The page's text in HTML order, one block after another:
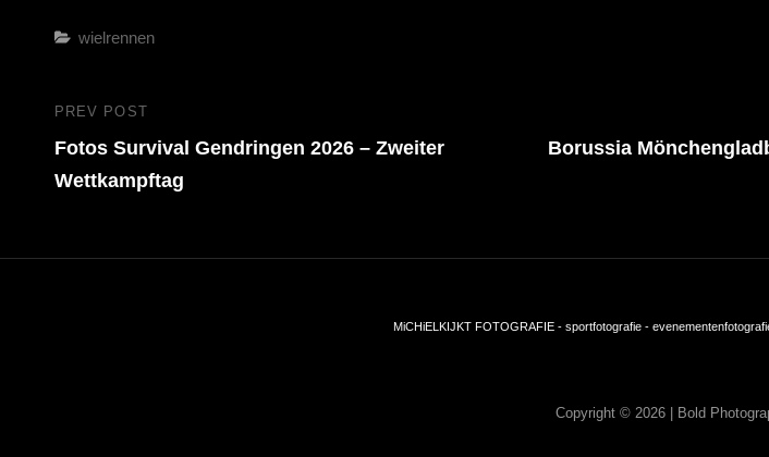
Categories
wielrennen
Beitragsnavigation
Previous
Post
PREV POST
Fotos Survival Gendringen 2026 – Zweiter
Wettkampftag
Borussia
MiCHiELKIJKT FOTOGRAFIE - sportfotografie -
Copyright © 2026 | Bold